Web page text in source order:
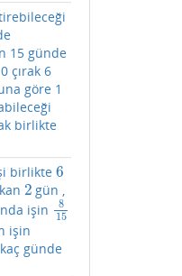
15 günde
çırak 6
göre 1
birlikte
birlikte 6
6
2
2 gün ,
işin
8
15
815
işin
günde